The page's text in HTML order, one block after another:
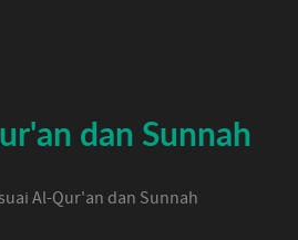
dan Sunnah
Al-Qur'an dan Sunnah